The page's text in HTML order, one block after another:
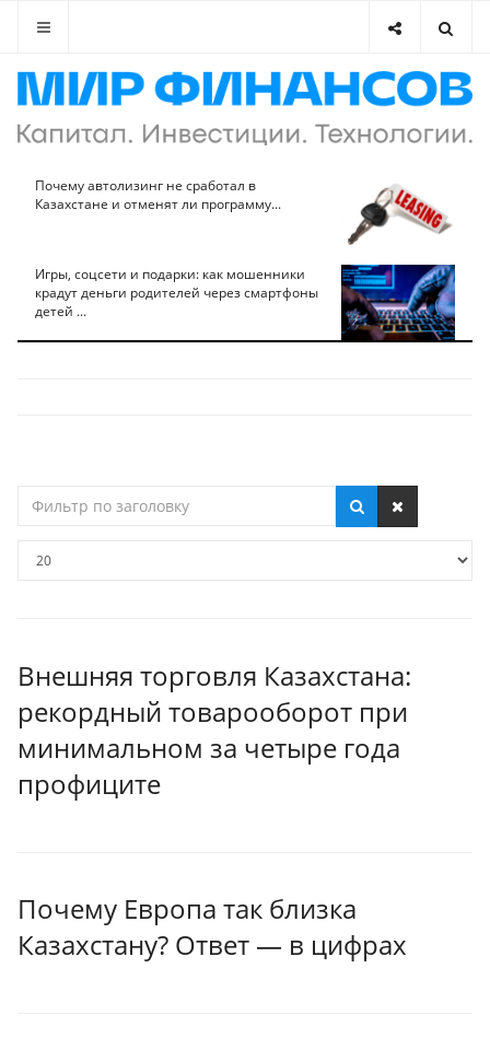
Почему автолизинг не сработал в
Казахстане и отменят ли программу...
Игры, соцсети и подарки: как мошенники
крадут деньги родителей через смартфоны
детей ...
по
Внешняя торговля Казахстана:
рекордный товарооборот при
минимальном за четыре года
профиците
Почему Европа так близка
Казахстану? Ответ — в цифрах